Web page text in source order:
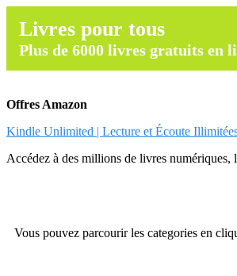
Livres pour tous
Plus de 6000 livres gratuits en
Offres Amazon
Kindle Unlimited | Lecture et Écoute
Accédez à des millions de livres numériques,
Vous pouvez parcourir les categories en